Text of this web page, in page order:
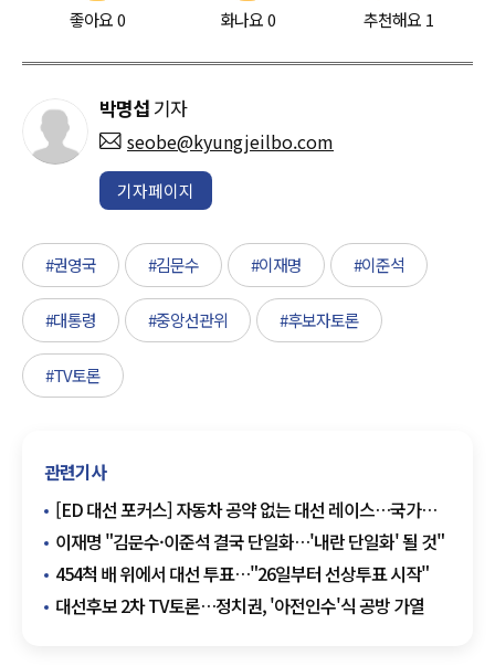
좋아요0 화나요0 추천해요 1
박명섭 기자
seobe@kyungjeilbo.com
기자페이지
#권영국 #김문수 #이재명 #이준석
#대통령 #중앙선관위 #후보자토론
#TV토론
관련기사
[ED 대선 포커스] 자동차 공약 없는 대선 레이스…국가
주력 산업 소외 우려 커진다
이재명 "김문수·이준석 결국 단일화…'내란 단일화' 될 것"
454척 배 위에서 대선 투표…"26일부터 선상투표 시작"
대선후보 2차 TV토론…정치권, '아전인수'식 공방 가열